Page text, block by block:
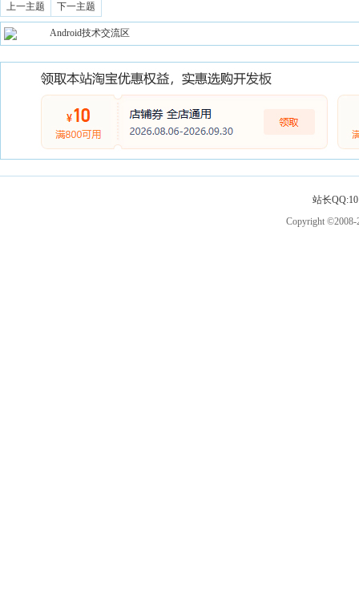
上一主题 下一主题
Android技术交流区
站长
Copyright